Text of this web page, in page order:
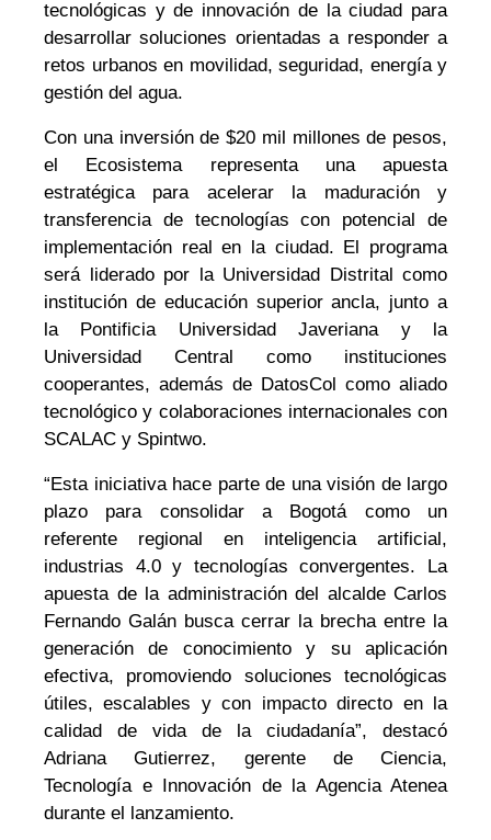
tecnológicas y de innovación de la ciudad para
desarrollar soluciones orientadas a responder a
retos urbanos en movilidad, seguridad, energía y
gestión del agua.
Con una inversión de $20 mil millones de pesos,
el Ecosistema representa una apuesta
estratégica para acelerar la maduración y
transferencia de tecnologías con potencial de
implementación real en la ciudad. El programa
será liderado por la Universidad Distrital como
institución de educación superior ancla, junto a
la Pontificia Universidad Javeriana y la
Universidad Central como instituciones
cooperantes, además de DatosCol como aliado
tecnológico y colaboraciones internacionales con
SCALAC y Spintwo.
“Esta iniciativa hace parte de una visión de largo
plazo para consolidar a Bogotá como un
referente regional en inteligencia artificial,
industrias 4.0 y tecnologías convergentes. La
apuesta de la administración del alcalde Carlos
Fernando Galán busca cerrar la brecha entre la
generación de conocimiento y su aplicación
efectiva, promoviendo soluciones tecnológicas
útiles, escalables y con impacto directo en la
calidad de vida de la ciudadanía”, destacó
Adriana Gutierrez, gerente de Ciencia,
Tecnología e Innovación de la Agencia Atenea
durante el lanzamiento.